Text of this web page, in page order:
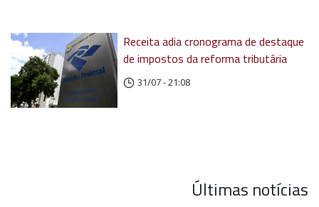
Receita adia cronograma de destaque
de impostos da reforma tributária
31/07 - 21:08
Últimas notícias